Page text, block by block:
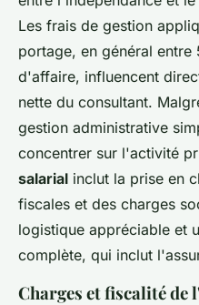
Les frais de gestion
portage, en général
d'affaire, influencent
nette du consultant.
gestion administrative
concentrer sur l'activité
salarial inclut la prise en
fiscales et des charges
logistique appréciable et
complète, qui inclut
Charges et fiscalité